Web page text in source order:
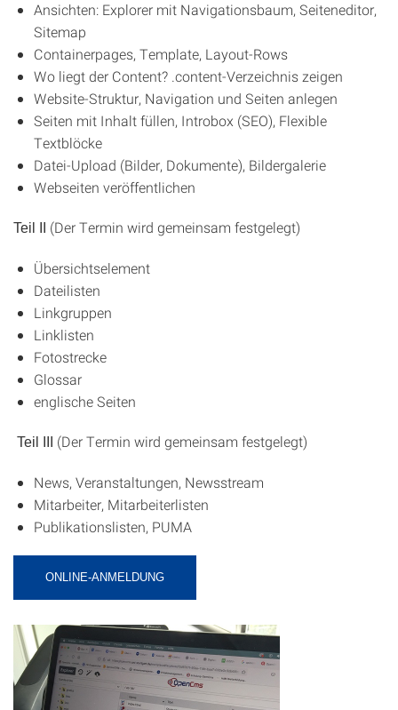
Ansichten: Explorer mit Navigationsbaum, Seiteneditor,
Sitemap
Containerpages, Template, Layout-Rows
Wo liegt der Content? .content-Verzeichnis zeigen
Website-Struktur, Navigation und Seiten anlegen
Seiten mit Inhalt füllen, Introbox (SEO), Flexible
Textblöcke
Datei-Upload (Bilder, Dokumente), Bildergalerie
Webseiten veröffentlichen
Teil II (Der Termin wird gemeinsam festgelegt)
Übersichtselement
Dateilisten
Linkgruppen
Linklisten
Fotostrecke
Glossar
englische Seiten
Teil III (Der Termin wird gemeinsam festgelegt)
News, Veranstaltungen, Newsstream
Mitarbeiter, Mitarbeiterlisten
Publikationslisten, PUMA
ONLINE-ANMELDUNG